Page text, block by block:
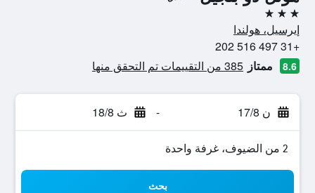
3 نجوم
إيرسيل، هولندا
+31 497 516 202
8.6 ممتاز 385 من التقييمات تم التحقق منها
ن 17/8 - ث 18/8
2 من الضيوف، غرفة واحدة
بحث